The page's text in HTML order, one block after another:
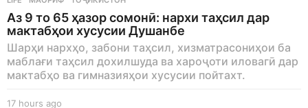
Аз 9 то 65 ҳазор сомонӣ: нархи таҳсил дар
мактабҳои хусусии Душанбе
Шарҳи нархҳо, забони таҳсил, хизматрасониҳои ба
маблағи таҳсил дохилшуда ва хароҷоти иловагӣ дар
мактабҳо ва гимназияҳои хусусии пойтахт.
17 hours ago